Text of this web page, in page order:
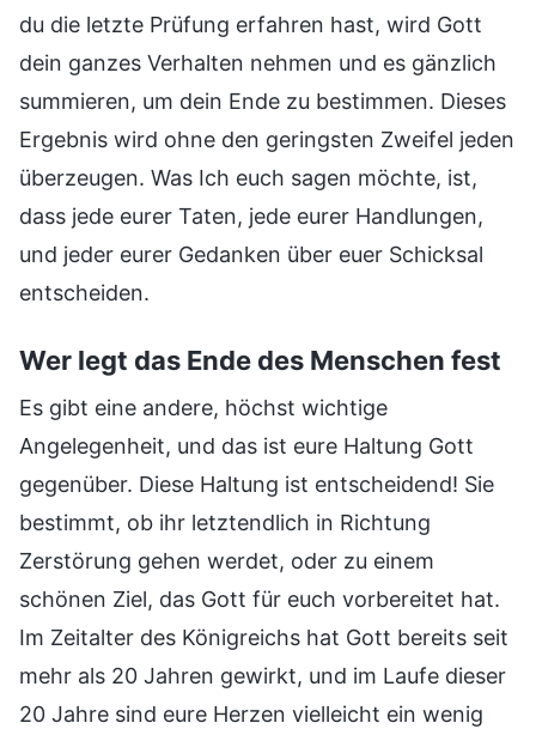
du die letzte Prüfung erfahren hast, wird Gott
dein ganzes Verhalten nehmen und es gänzlich
summieren, um dein Ende zu bestimmen. Dieses
Ergebnis wird ohne den geringsten Zweifel jeden
überzeugen. Was Ich euch sagen möchte, ist,
dass jede eurer Taten, jede eurer Handlungen,
und jeder eurer Gedanken über euer Schicksal
entscheiden.
Wer legt das Ende des Menschen fest
Es gibt eine andere, höchst wichtige
Angelegenheit, und das ist eure Haltung Gott
gegenüber. Diese Haltung ist entscheidend! Sie
bestimmt, ob ihr letztendlich in Richtung
Zerstörung gehen werdet, oder zu einem
schönen Ziel, das Gott für euch vorbereitet hat.
Im Zeitalter des Königreichs hat Gott bereits seit
mehr als 20 Jahren gewirkt, und im Laufe dieser
20 Jahre sind eure Herzen vielleicht ein wenig